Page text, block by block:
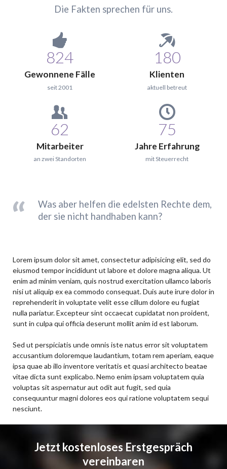
Die Fakten sprechen für uns.
824
Gewonnene Fälle
seit 2001
180
Klienten
aktuell betreut
62
Mitarbeiter
an zwei Standorten
75
Jahre Erfahrung
mit Steuerrecht
Was aber helfen die edelsten Rechte dem,
der sie nicht handhaben kann?
Lorem ipsum dolor sit amet, consectetur adipisicing elit, sed do
eiusmod tempor incididunt ut labore et dolore magna aliqua. Ut
enim ad minim veniam, quis nostrud exercitation ullamco laboris
nisi ut aliquip ex ea commodo consequat. Duis aute irure dolor in
reprehenderit in voluptate velit esse cillum dolore eu fugiat
nulla pariatur. Excepteur sint occaecat cupidatat non proident,
sunt in culpa qui officia deserunt mollit anim id est laborum.
Sed ut perspiciatis unde omnis iste natus error sit voluptatem
accusantium doloremque laudantium, totam rem aperiam, eaque
ipsa quae ab illo inventore veritatis et quasi architecto beatae
vitae dicta sunt explicabo. Nemo enim ipsam voluptatem quia
voluptas sit aspernatur aut odit aut fugit, sed quia
consequuntur magni dolores eos qui ratione voluptatem sequi
nesciunt.
Jetzt kostenloses Erstgespräch
vereinbaren